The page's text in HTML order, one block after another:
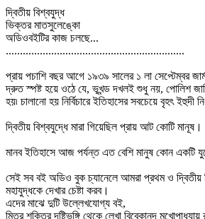
দ্বিতীয় বিশ্বযুদ্ধ
ভিক্তর মাতসুলেঙ্কো
অডিওবইটির কাজ চলছে...
...............................................................
প্রায় পচাশি বছর আগে ১৯৩৯ সালের ১ লা সেপ্টেম্বর
দ্রুত স্পষ্ট হয়ে ওঠে যে, ভূখন্ড দখলই শুধু নয়, পোলিশ
হয়৷ চালানো হয় নির্বিচারে ইতিহাসের সবচেয়ে বৃহৎ ইহুদী
দ্বিতীয় বিশ্বযুদ্ধে মারা গিয়েছিল প্রায় আট কোটি
মানব ইতিহাসে আজ পর্যন্ত এত বেশি মানুষ কোন
সেই সব বই অডিও বুক চ্যানেলে আমরা প্রথম ও দ্বিতীয়
মহাযুদ্ধকে দেখার চেষ্টা করব।
এদের মাঝে দুটি উল্লেখযোগ্য বই,
মিত্র শক্তির দৃষ্টিভঙ্গি থেকে লেখা বিবেকানন্দ